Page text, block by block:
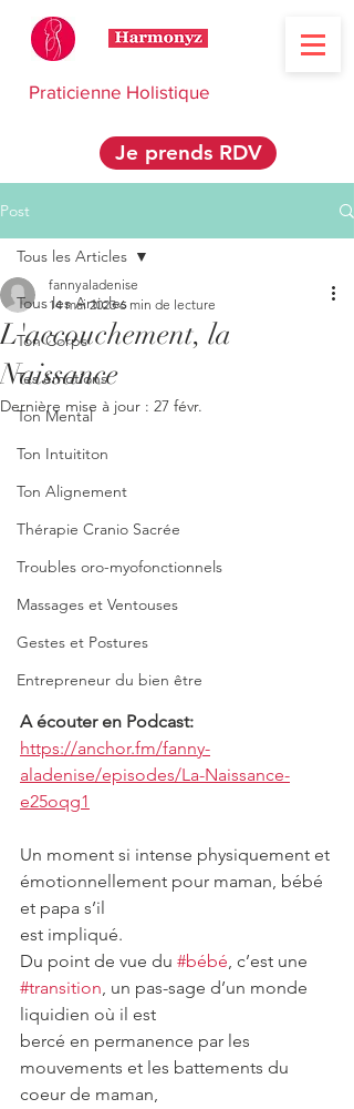
Je prends RDV
Praticienne Holistique
Post
Tous les Articles
Ton Corps
Tes émotions
Ton Mental
Ton Intuititon
Ton Alignement
Thérapie Cranio Sacrée
Troubles oro-myofonctionnels
Massages et Ventouses
Gestes et Postures
Entrepreneur du bien être
Tous les Articles
L'accouchement, la
Naissance
fannyaladenise
14 mai 2023 6 min de lecture
Dernière mise à jour : 27 févr.
A écouter en Podcast:
https://anchor.fm/fanny-
aladenise/episodes/La-Naissance-
e25oqg1
Un moment si intense physiquement et
émotionnellement pour maman, bébé
et papa s’il
est impliqué.
Du point de vue du #bébé, c’est une
#transition, un pas-sage d’un monde
liquidien où il est
bercé en permanence par les
mouvements et les battements du
coeur de maman,